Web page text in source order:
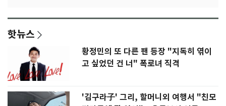
핫뉴스
황정민의 또 다른 팬 등장 "지독히 엮이
고 싶었던 건 너" 폭로녀 직격
'김구라子' 그리, 할머니외 여행서 "친모